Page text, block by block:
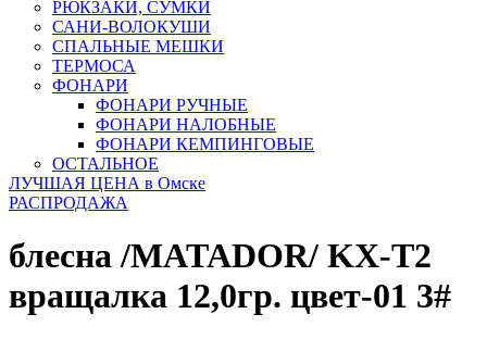
РЮКЗАКИ, СУМКИ
САНИ-ВОЛОКУШИ
СПАЛЬНЫЕ МЕШКИ
ТЕРМОСА
ФОНАРИ
ФОНАРИ РУЧНЫЕ
ФОНАРИ НАЛОБНЫЕ
ФОНАРИ КЕМПИНГОВЫЕ
ОСТАЛЬНОЕ
ЛУЧШАЯ ЦЕНА в Омске
РАСПРОДАЖА
блесна /MATADOR/ KX-T2
вращалка 12,0гр. цвет-01 3#